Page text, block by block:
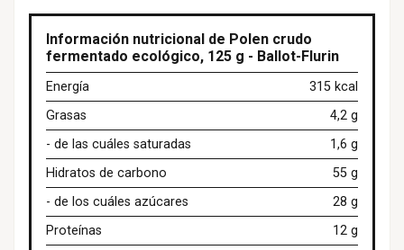
Información nutricional de Polen crudo
fermentado ecológico, 125 g - Ballot-Flurin
Energía
315 kcal
Grasas
4,2 g
- de las cuáles saturadas
1,6 g
Hidratos de carbono
55 g
- de los cuáles azúcares
28 g
Proteínas
12 g